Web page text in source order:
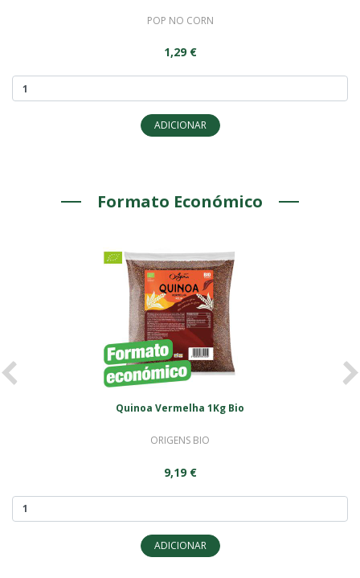
POP NO CORN
1,29 €
ADICIONAR
Formato Económico
Quinoa Vermelha 1Kg Bio
ORIGENS BIO
9,19 €
ADICIONAR